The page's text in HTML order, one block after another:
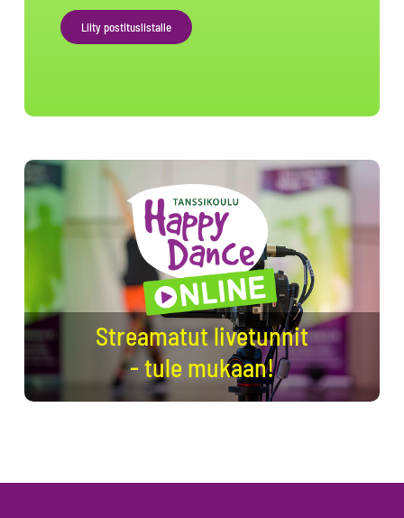
Liity postituslistalle
Streamatut livetunnit
- tule mukaan!